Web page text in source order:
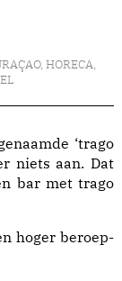
, HORECA,
‘trago
niets aan. Dat
bar met trago
hoger beroep-